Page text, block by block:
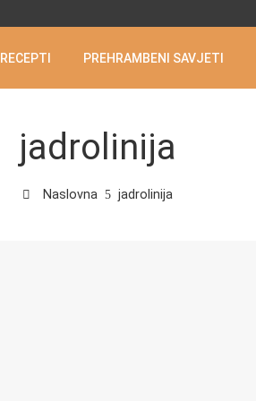
RECEPTI PREHRAMBENI SAVJETI
jadrolinija
Naslovna jadrolinija